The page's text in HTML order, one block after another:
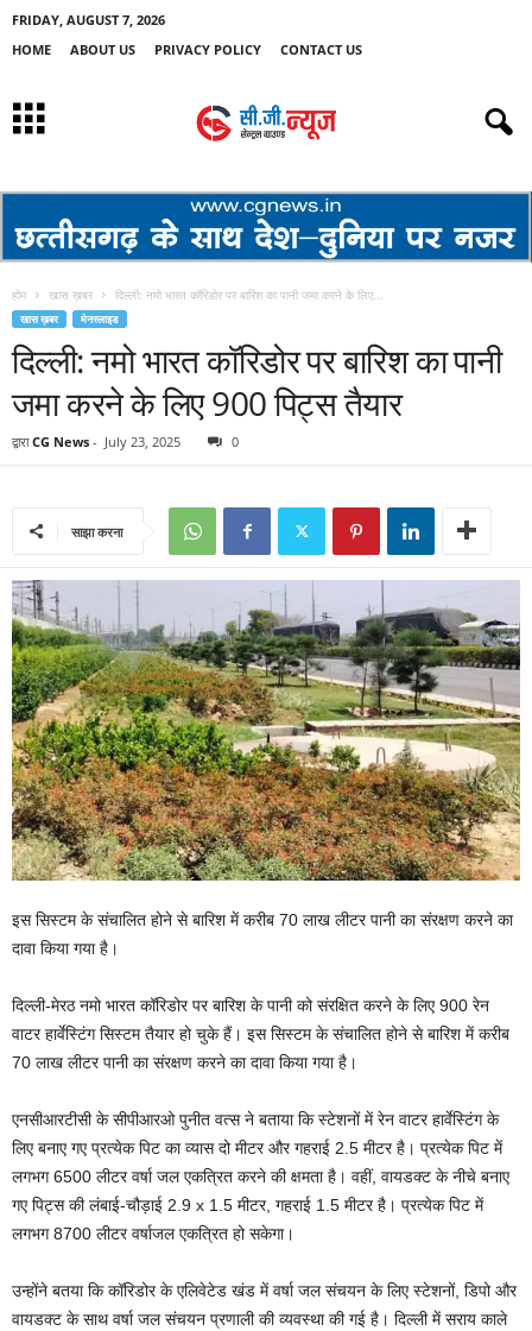
FRIDAY, AUGUST 7, 2026
HOME
ABOUT US PRIVACY POLICY CONTACT US
होम खास ख़बर दिल्ली: नमो भारत कॉरिडोर पर बारिश का पानी जमा करने के लिए...
खास ख़बर मेनस्लाइड
दिल्ली: नमो भारत कॉरिडोर पर बारिश का पानी
जमा करने के लिए 900 पिट्स तैयार
द्वारा CG News - July 23, 2025 0
साझा करना
इस सिस्टम के संचालित होने से बारिश में करीब 70 लाख लीटर पानी का संरक्षण करने का
दावा किया गया है।
दिल्ली-मेरठ नमो भारत कॉरिडोर पर बारिश के पानी को संरक्षित करने के लिए 900 रेन
वाटर हार्वेस्टिंग सिस्टम तैयार हो चुके हैं। इस सिस्टम के संचालित होने से बारिश में करीब
70 लाख लीटर पानी का संरक्षण करने का दावा किया गया है।
एनसीआरटीसी के सीपीआरओ पुनीत वत्स ने बताया कि स्टेशनों में रेन वाटर हार्वेस्टिंग के
लिए बनाए गए प्रत्येक पिट का व्यास दो मीटर और गहराई 2.5 मीटर है। प्रत्येक पिट में
लगभग 6500 लीटर वर्षा जल एकत्रित करने की क्षमता है। वहीं, वायडक्ट के नीचे बनाए
गए पिट्स की लंबाई-चौड़ाई 2.9 x 1.5 मीटर, गहराई 1.5 मीटर है। प्रत्येक पिट में
लगभग 8700 लीटर वर्षाजल एकत्रित हो सकेगा।
उन्होंने बतया कि कॉरिडोर के एलिवेटेड खंड में वर्षा जल संचयन के लिए स्टेशनों, डिपो और
वायडक्ट के साथ वर्षा जल संचयन प्रणाली की व्यवस्था की गई है। दिल्ली में सराय काले